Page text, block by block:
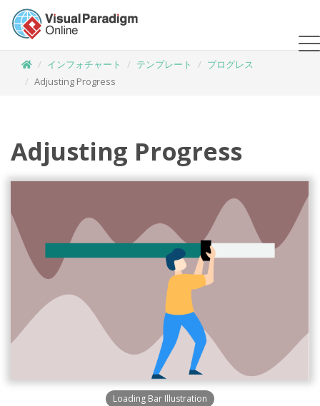
インフォチャート テンプレート
プログレス
Adjusting Progress
Adjusting Progress
Loading Bar Illustration